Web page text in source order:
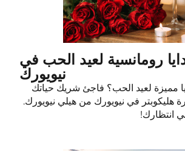
رومانسية لعيد الحب في
نيويورك
مميزة لعيد الحب؟ فاجئ شريك حياتك
هليكوبتر في نيويورك من هيلي نيويورك.
انتظارك!